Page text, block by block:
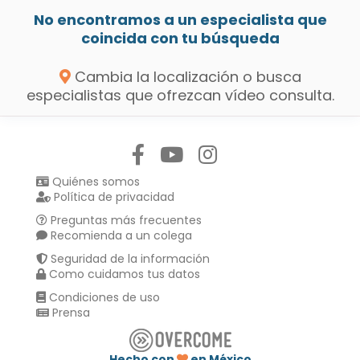
No encontramos a un especialista que
coincida con tu búsqueda
Cambia la localización o busca
especialistas que ofrezcan vídeo consulta.
Quiénes somos
Política de privacidad
Preguntas más frecuentes
Recomienda a un colega
Seguridad de la información
Como cuidamos tus datos
Condiciones de uso
Prensa